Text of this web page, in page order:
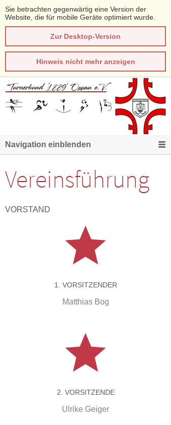
Sie betrachten gegenwärtig eine Version der
Website, die für mobile Geräte optimiert wurde.
Zur Desktop-Version
Hinweis nicht mehr anzeigen
Navigation einblenden
Vereinsführung
VORSTAND
1. VORSITZENDER
Matthias Bog
2. VORSITZENDE
Ulrike Geiger